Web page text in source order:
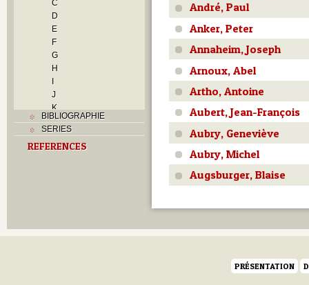
C
D
E
F
G
H
I
J
K
L
M
N
U
BIBLIOGRAPHIE
SERIES
REFERENCES
André, Paul
Anker, Peter
Annaheim, Joseph
Arnoux, Abel
Artho, Antoine
Aubert, Jean-François
Aubry, Geneviève
Aubry, Michel
Augsburger, Blaise
PRÉSENTATION